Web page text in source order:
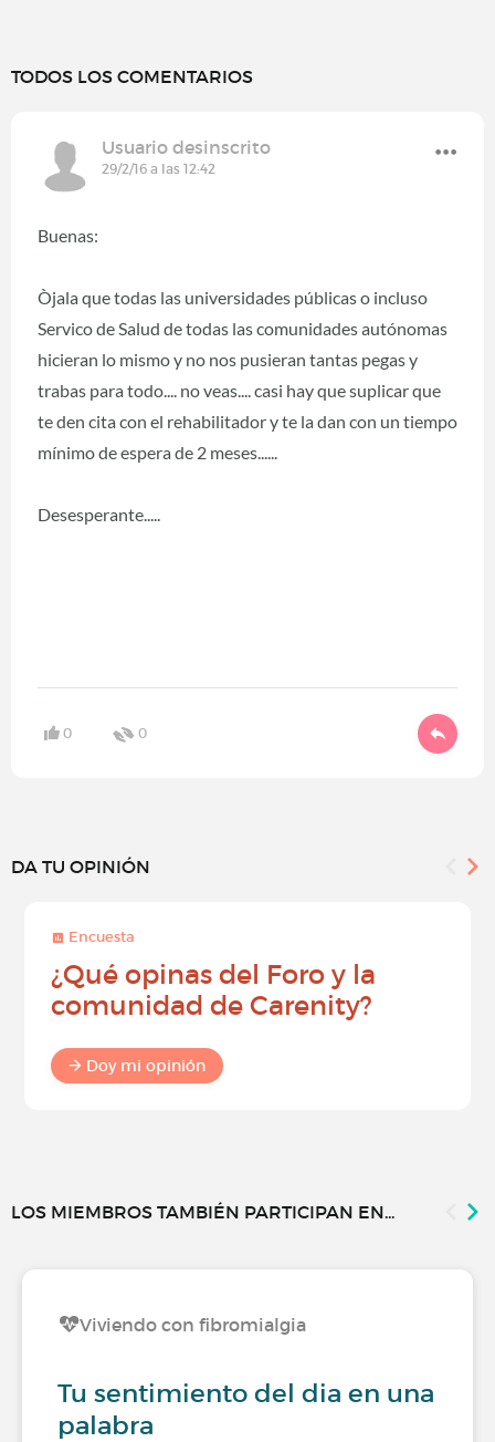
TODOS LOS COMENTARIOS
Usuario desinscrito
29/2/16 a las 12:42
Buenas:
Òjala que todas las universidades públicas o incluso
Servico de Salud de todas las comunidades autónomas
hicieran lo mismo y no nos pusieran tantas pegas y
trabas para todo.... no veas.... casi hay que suplicar que
te den cita con el rehabilitador y te la dan con un tiempo
mínimo de espera de 2 meses......
Desesperante.....
0 0
DA TU OPINIÓN
Encuesta
¿Qué opinas del Foro y la
comunidad de Carenity?
Doy mi opinión
LOS MIEMBROS TAMBIÉN PARTICIPAN EN...
Viviendo con fibromialgia
Tu sentimiento del dia en una
palabra